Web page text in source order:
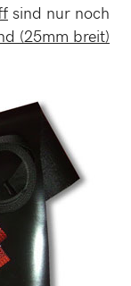
sind nur noch
(25mm breit)